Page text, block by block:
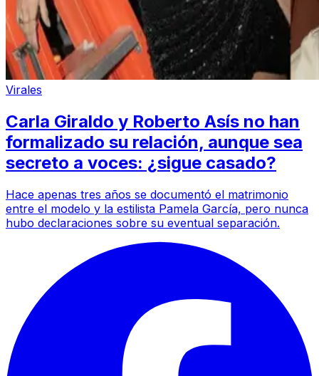
Virales
Carla Giraldo y Roberto Asís no han
formalizado su relación, aunque sea
secreto a voces: ¿sigue casado?
Hace apenas tres años se documentó el matrimonio
entre el modelo y la estilista Pamela García, pero nunca
hubo declaraciones sobre su eventual separación.